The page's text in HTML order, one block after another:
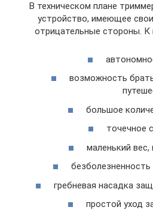
В техническом плане
устройство, имеющее
отрицательные стороны. К
возможность
большое
точечное
маленький
безболезненность
гребневая насадка
простой уход